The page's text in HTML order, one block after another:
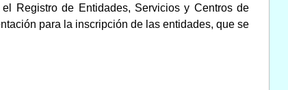
Registro de Entidades, Servicios y Centros de
para la inscripción de las entidades, que se